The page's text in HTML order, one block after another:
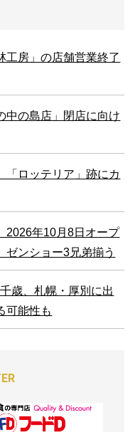
工房」の店舗営業終了
中の島店」閉店に向け
「ロッテリア」跡にカ
2026年10月8日オープ
ゼンショー3兄弟揃う
歳、札幌・厚別に出
可能性も